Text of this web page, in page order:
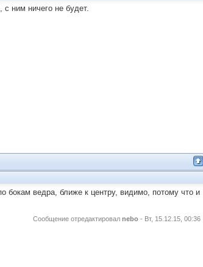
ним ничего не будет.
бокам ведра, ближе к центру, видимо, потому что и
Сообщение отредактировал nebo - Вт, 15.12.15, 00:36